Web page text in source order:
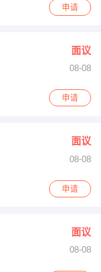
申请
面议
08-08
申请
面议
08-08
申请
面议
08-08